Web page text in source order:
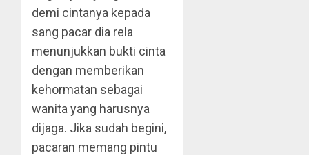
demi cintanya kepada
sang pacar dia rela
menunjukkan bukti cinta
dengan memberikan
kehormatan sebagai
wanita yang harusnya
dijaga. Jika sudah begini,
pacaran memang pintu